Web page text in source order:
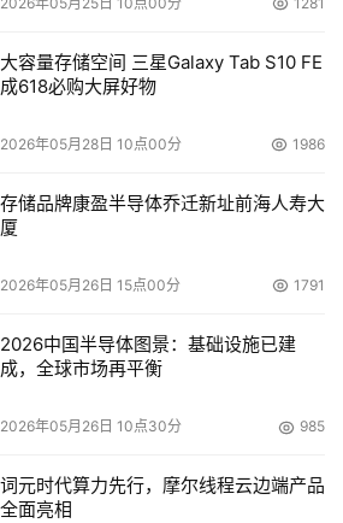
文章内容仅供参考，不构成投资建议。
大容量存储空间 三星Galaxy Tab S10 FE
成618必购大屏好物
2026年05月28日 10点00分 1986
存储品牌康盈半导体乔迁新址前海人寿大
厦
2026年05月26日 15点00分 1791
2026中国半导体图景：基础设施已建
成，全球市场再平衡
2026年05月26日 10点30分 985
词元时代算力先行，摩尔线程云边端产品
全面亮相